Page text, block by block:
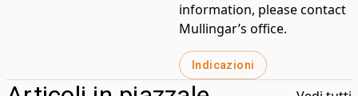
information, please contact
Mullingar’s office.
Indicazioni